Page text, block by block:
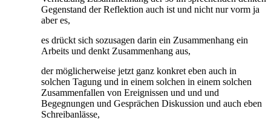
Gegenstand der Reflektion auch ist und nicht nur vorm ja
aber es,
es drückt sich sozusagen darin ein Zusammenhang ein
Arbeits und denkt Zusammenhang aus,
der möglicherweise jetzt ganz konkret eben auch in
solchen Tagung und in einem solchen in einem solchen
Zusammenfallen von Ereignissen und und und
Begegnungen und Gesprächen Diskussion und auch eben
Schreibanlässe,